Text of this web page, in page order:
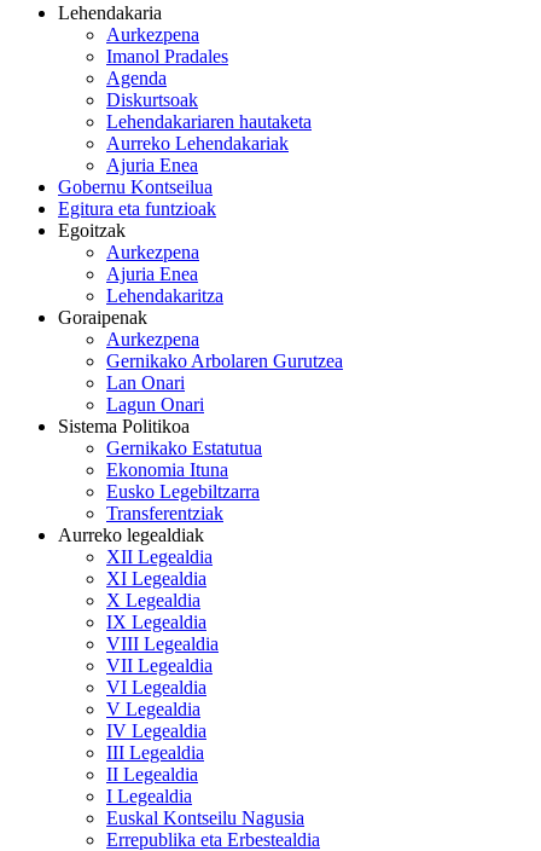
Lehendakaria
Aurkezpena
Imanol Pradales
Agenda
Diskurtsoak
Lehendakariaren hautaketa
Aurreko Lehendakariak
Ajuria Enea
Gobernu Kontseilua
Egitura eta funtzioak
Egoitzak
Aurkezpena
Ajuria Enea
Lehendakaritza
Goraipenak
Aurkezpena
Gernikako Arbolaren Gurutzea
Lan Onari
Lagun Onari
Sistema Politikoa
Gernikako Estatutua
Ekonomia Ituna
Eusko Legebiltzarra
Transferentziak
Aurreko legealdiak
XII Legealdia
XI Legealdia
X Legealdia
IX Legealdia
VIII Legealdia
VII Legealdia
VI Legealdia
V Legealdia
IV Legealdia
III Legealdia
II Legealdia
I Legealdia
Euskal Kontseilu Nagusia
Errepublika eta Erbestealdia